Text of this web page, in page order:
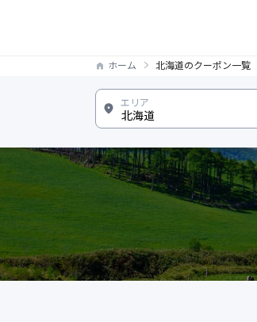
ホーム 北海道のクーポン一覧